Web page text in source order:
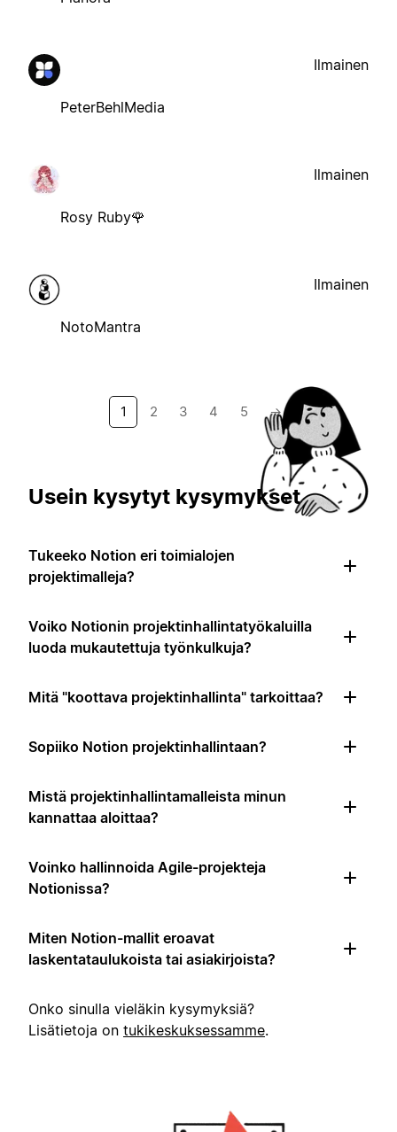
PeterBehlMedia
Ilmainen
Rosy Ruby🌹
Ilmainen
NotoMantra
Ilmainen
1 2 3 4 5 →
Usein kysytyt kysymykset
Tukeeko Notion eri toimialojen
projektimalleja?
Voiko Notionin projektinhallintatyökaluilla
luoda mukautettuja työnkulkuja?
Mitä "koottava projektinhallinta" tarkoittaa?
Sopiiko Notion projektinhallintaan?
Mistä projektinhallintamalleista minun
kannattaa aloittaa?
Voinko hallinnoida Agile-projekteja
Notionissa?
Miten Notion-mallit eroavat
laskentataulukoista tai asiakirjoista?
Onko sinulla vieläkin kysymyksiä?
Lisätietoja on tukikeskuksessamme.